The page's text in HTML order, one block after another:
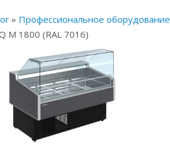
» Профессиональное оборудование
М 1800 (RAL 7016)